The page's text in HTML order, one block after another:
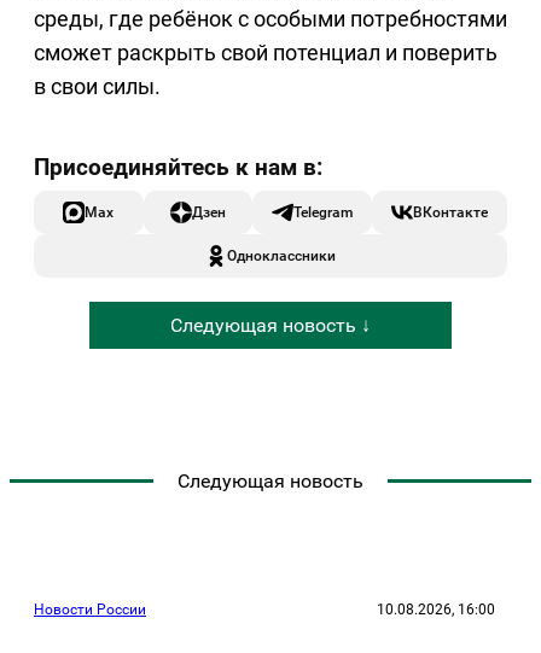
среды, где ребёнок с особыми потребностями
сможет раскрыть свой потенциал и поверить
в свои силы.
Max Дзен Telegram ВКонтакте
Одноклассники
Следующая новость ↓
Следующая новость
Новости России 10.08.2026, 16:00